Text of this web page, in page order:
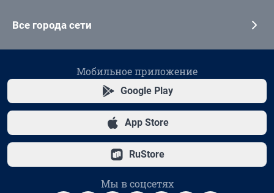
Все города сети
Мобильное приложение
Google Play
App Store
RuStore
Мы в соцсетях